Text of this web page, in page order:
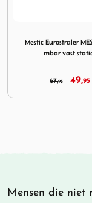
Mestic Eurostraler
mbar vast
67,95 49,95
Mensen die niet